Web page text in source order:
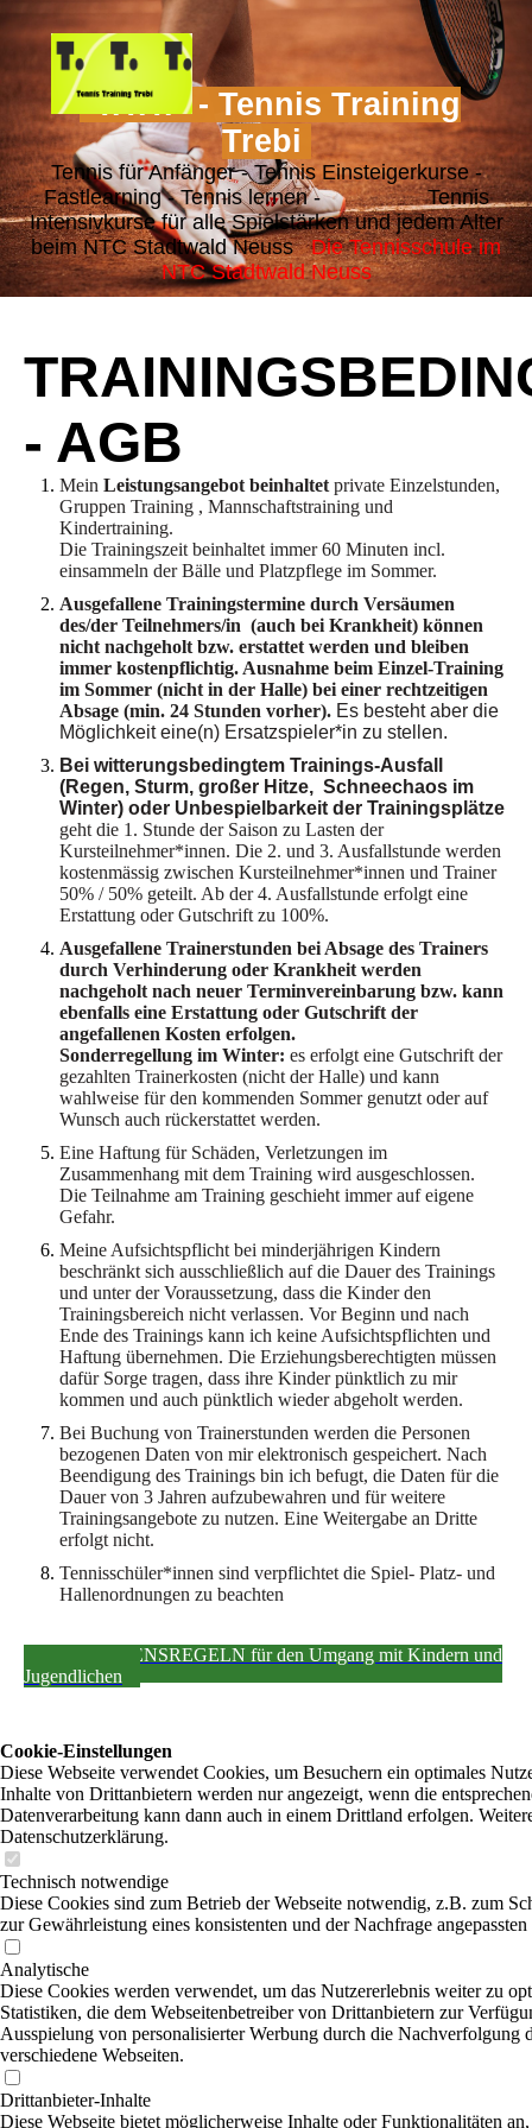
"T.T.T." - Tennis Training
Trebi
Tennis für Anfänger - Tennis Einsteigerkurse -
Fastlearning - Tennis lernen - Tennis
Intensivkurse für alle Spielstärken und jedem Alter
beim NTC Stadtwald NeussDie Tennisschule im
NTC Stadtwald Neuss
- AGB
Mein Leistungsangebot beinhaltet private Einzelstunden,
Gruppen Training , Mannschaftstraining und
Kindertraining.
Die Trainingszeit beinhaltet immer 60 Minuten incl.
einsammeln der Bälle und Platzpflege im Sommer.
Ausgefallene Trainingstermine durch Versäumen
des/der Teilnehmers/in (auch bei Krankheit) können
nicht nachgeholt bzw. erstattet werden und bleiben
immer kostenpflichtig. Ausnahme beim Einzel-Training
im Sommer (nicht in der Halle) bei einer rechtzeitigen
Absage (min. 24 Stunden vorher). Es besteht aber die
Möglichkeit eine(n) Ersatzspieler*in zu stellen.
Bei witterungsbedingtem Trainings-Ausfall
(Regen, Sturm, großer Hitze, Schneechaos im
Winter) oder Unbespielbarkeit der Trainingsplätze
geht die 1. Stunde der Saison zu Lasten der
Kursteilnehmer*innen. Die 2. und 3. Ausfallstunde werden
kostenmässig zwischen Kursteilnehmer*innen und Trainer
50% / 50% geteilt. Ab der 4. Ausfallstunde erfolgt eine
Erstattung oder Gutschrift zu 100%.
Ausgefallene Trainerstunden bei Absage des Trainers
durch Verhinderung oder Krankheit werden
nachgeholt nach neuer Terminvereinbarung bzw. kann
ebenfalls eine Erstattung oder Gutschrift der
angefallenen Kosten erfolgen.
Sonderregellung im Winter: es erfolgt eine Gutschrift der
gezahlten Trainerkosten (nicht der Halle) und kann
wahlweise für den kommenden Sommer genutzt oder auf
Wunsch auch rückerstattet werden.
Eine Haftung für Schäden, Verletzungen im
Zusammenhang mit dem Training wird ausgeschlossen.
Die Teilnahme am Training geschieht immer auf eigene
Gefahr.
Meine Aufsichtspflicht bei minderjährigen Kindern
beschränkt sich ausschließlich auf die Dauer des Trainings
und unter der Voraussetzung, dass die Kinder den
Trainingsbereich nicht verlassen. Vor Beginn und nach
Ende des Trainings kann ich keine Aufsichtspflichten und
Haftung übernehmen. Die Erziehungsberechtigten müssen
dafür Sorge tragen, dass ihre Kinder pünktlich zu mir
kommen und auch pünktlich wieder abgeholt werden.
Bei Buchung von Trainerstunden werden die Personen
bezogenen Daten von mir elektronisch gespeichert. Nach
Beendigung des Trainings bin ich befugt, die Daten für die
Dauer von 3 Jahren aufzubewahren und für weitere
Trainingsangebote zu nutzen. Eine Weitergabe an Dritte
erfolgt nicht.
Tennisschüler*innen sind verpflichtet die Spiel- Platz- und
Hallenordnungen zu beachten
VERHALTENSREGELN für den Umgang mit Kindern und
Jugendlichen
Cookie-Einstellungen
Diese Webseite verwendet Cookies, um Besuchern ein optimales
Inhalte von Drittanbietern werden nur angezeigt, wenn die
Datenverarbeitung kann dann auch in einem Drittland erfolgen.
Datenschutzerklärung.
Technisch notwendige
Diese Cookies sind zum Betrieb der Webseite notwendig, z.B. zum
zur Gewährleistung eines konsistenten und der Nachfrage
Analytische
Diese Cookies werden verwendet, um das Nutzererlebnis weiter zu
Statistiken, die dem Webseitenbetreiber von Drittanbietern zur
Ausspielung von personalisierter Werbung durch die Nachverfolgung
verschiedene Webseiten.
Drittanbieter-Inhalte
Diese Webseite bietet möglicherweise Inhalte oder Funktionalitäten